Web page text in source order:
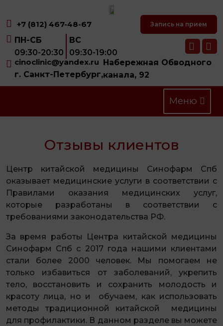
+7 (812) 467-48-67 Запись на прием
ПН-СБ
09:30-20:30
ВС
09:30-19:00
cinoclinic@yandex.ru
г. Санкт-Петербург,
Набережная Обводного
канала, 92
Меню
Отзывы клиентов
Центр китайской медицины Синофарм Спб
оказывает медицинские услуги в соответствии с
Правилами оказания медицинских услуг,
которые разработаны в соответствии с
требованиями законодательства РФ.
За время работы Центра китайской медицины
Синофарм Спб с 2017 года нашими клиентами
стали более 2000 человек. Мы помогаем не
только избавиться от заболеваний, укрепить
тело, восстановить и сохранить молодость и
красоту лица, но и обучаем, как использовать
методы традиционной китайской медицины
для профилактики. В данном разделе вы можете